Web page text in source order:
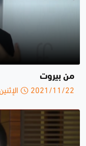
من بيروت
2021/11/22 الإثنين 10:14 ص